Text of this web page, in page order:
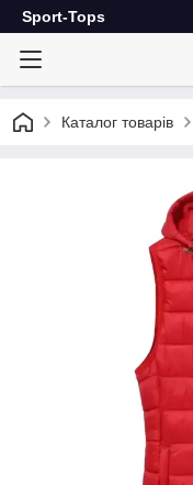
Sport-Tops
Каталог товарів